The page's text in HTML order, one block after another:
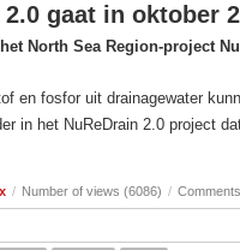
2.0 gaat in oktober
North Sea Region-project
fosfor uit drainagewater
in het NuReDrain 2.0 project
/ Number of views (6086) /